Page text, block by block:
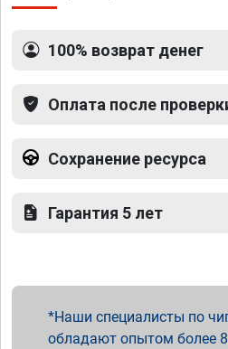
100% возврат денег
Оплата после
Сохранение ресурса
Гарантия 5 лет
Наши специалисты по
обладают опытом более